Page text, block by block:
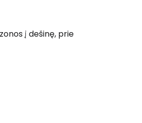
į dešinę, prie